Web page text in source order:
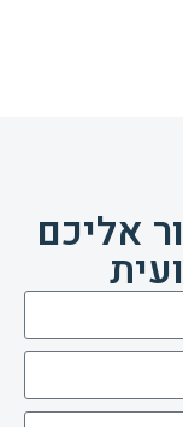
אליכם